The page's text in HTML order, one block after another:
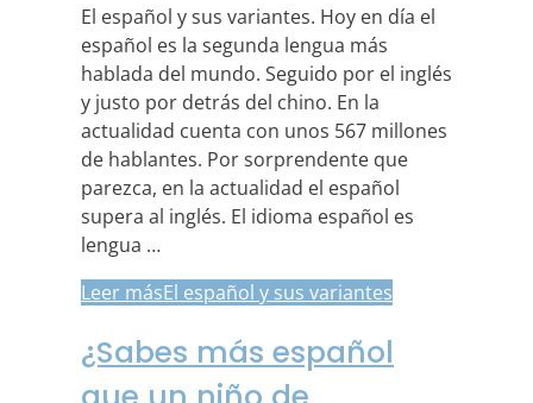
El español y sus variantes. Hoy en día el
español es la segunda lengua más
hablada del mundo. Seguido por el inglés
y justo por detrás del chino. En la
actualidad cuenta con unos 567 millones
de hablantes. Por sorprendente que
parezca, en la actualidad el español
supera al inglés. El idioma español es
lengua …
Leer másEl español y sus variantes
¿Sabes más español